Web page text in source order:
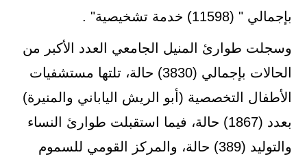
بإجمالي " (11598) خدمة تشخيصية" .
وسجلت طوارئ المنيل الجامعي العدد الأكبر من
الحالات بإجمالي (3830) حالة، تلتها مستشفيات
الأطفال التخصصية (أبو الريش الياباني والمنيرة)
بعدد (1867) حالة، فيما استقبلت طوارئ النساء
والتوليد (389) حالة، والمركز القومي للسموم